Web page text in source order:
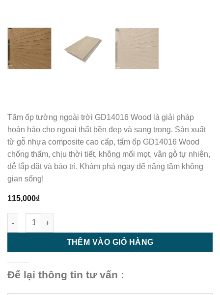
Tấm ốp tường ngoài trời GD14016 Wood là giải pháp
hoàn hảo cho ngoại thất bền đẹp và sang trọng. Sản xuất
từ gỗ nhựa composite cao cấp, tấm ốp GD14016 Wood
chống thấm, chịu thời tiết, không mối mọt, vân gỗ tự nhiên,
dễ lắp đặt và bảo trì. Khám phá ngay để nâng tầm không
gian sống!
115,000₫
Tấm ốp tường ngoài trời GD14016 Wood - Tấm ốp trần ngoài
THÊM VÀO GIỎ HÀNG
Để lại thông tin tư vấn :